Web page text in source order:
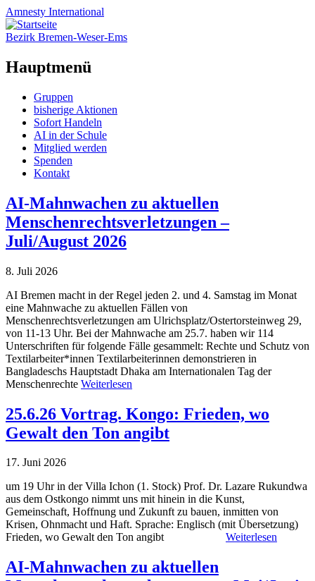
Amnesty International
Bezirk Bremen-Weser-Ems
Hauptmenü
Zum
Inhalt
springen
Gruppen
bisherige Aktionen
Sofort Handeln
AI in der Schule
Mitglied werden
Spenden
Kontakt
AI-Mahnwachen zu aktuellen
Menschenrechtsverletzungen –
Juli/August 2026
8. Juli 2026
AI Bremen macht in der Regel jeden 2. und 4. Samstag im Monat
eine Mahnwache zu aktuellen Fällen von
Menschenrechtsverletzungen am Ulrichsplatz/Ostertorsteinweg 29,
von 11-13 Uhr. Bei der Mahnwache am 25.7. haben wir 114
Unterschriften für folgende Fälle gesammelt: Rechte und Schutz von
Textilarbeiter*innen Textilarbeiterinnen demonstrieren in
Bangladeschs Hauptstadt Dhaka am Internationalen Tag der
Menschenrechte Weiterlesen
25.6.26 Vortrag. Kongo: Frieden, wo
Gewalt den Ton angibt
17. Juni 2026
um 19 Uhr in der Villa Ichon (1. Stock) Prof. Dr. Lazare Rukundwa
aus dem Ostkongo nimmt uns mit hinein in die Kunst,
Gemeinschaft, Hoffnung und Zukunft zu bauen, inmitten von
Krisen, Ohnmacht und Haft. Sprache: Englisch (mit Übersetzung)
Frieden, wo Gewalt den Ton angibt Weiterlesen
AI-Mahnwachen zu aktuellen